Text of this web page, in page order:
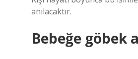
anılacaktır.
Bebeğe göbek